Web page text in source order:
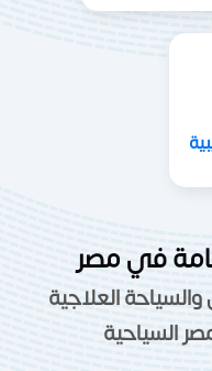
في مصر
العلاجية
السياحية